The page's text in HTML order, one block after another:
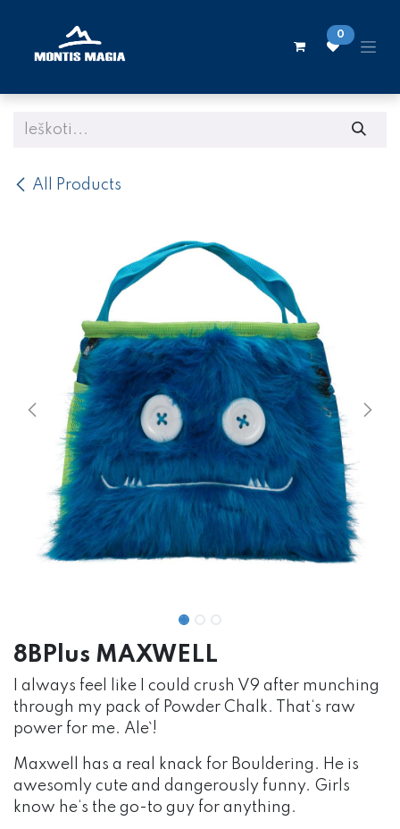
0
All Products
8BPlus MAXWELL
I always feel like I could crush V9 after munching
through my pack of Powder Chalk. That‘s raw
power for me. Ale`!
Maxwell has a real knack for Bouldering. He is
awesomly cute and dangerously funny. Girls
know he‘s the go-to guy for anything.